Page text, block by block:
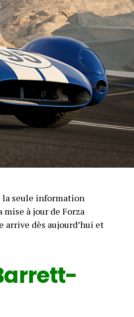
la seule information
à jour de Forza
dès aujourd’hui et